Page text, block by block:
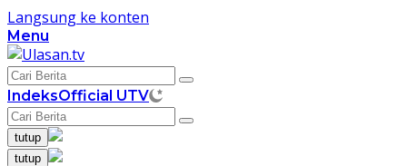
Langsung ke konten
Menu
IndeksOfficial UTV
tutup
tutup